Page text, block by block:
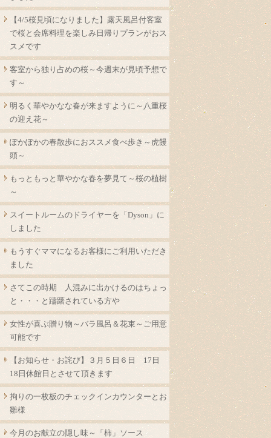
【4/5桜見頃になりました】露天風呂付客室
で桜と会席料理を楽しみ日帰りプランがおス
スメです
客室から独り占めの桜～今週末が見頃予想で
す～
明るく華やかなな春が来ますように～八重桜
の迎え花～
ぽかぽかの春散歩におススメ食べ歩き～虎饅
頭～
もっともっと華やかな春を夢見て～桜の植樹
～
スイートルームのドライヤーを「Dyson」に
しました
もうすぐママになるお客様にご利用いただき
ました
さてこの時期 人混みに出かけるのはちょっ
と・・・と躊躇されている方や
女性が喜ぶ贈り物～バラ風呂＆花束～ご用意
可能です
【お知らせ・お詫び】３月５日６日 17日
18日休館日とさせて頂きます
拘りの一枚板のチェックインカウンターとお
雛様
今月のお献立の隠し味～「柿」ソース